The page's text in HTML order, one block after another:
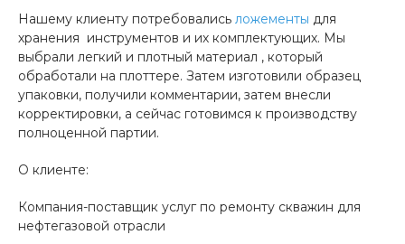
Нашему клиенту потребовались ложементы для
хранения инструментов и их комплектующих. Мы
выбрали легкий и плотный материал , который
обработали на плоттере. Затем изготовили образец
упаковки, получили комментарии, затем внесли
корректировки, а сейчас готовимся к производству
полноценной партии.
О клиенте:
Компания-поставщик услуг по ремонту скважин для
нефтегазовой отрасли